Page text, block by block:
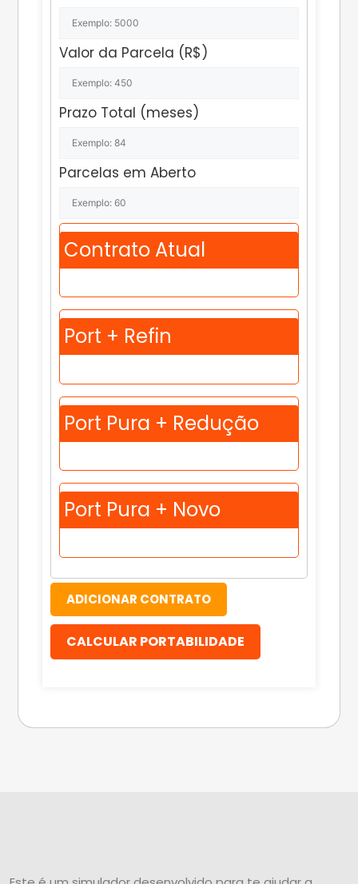
Valor da Parcela (R$)
Prazo Total (meses)
Parcelas em Aberto
Contrato Atual
Port + Refin
Port Pura + Redução
Port Pura + Novo
ADICIONAR CONTRATO
CALCULAR PORTABILIDADE